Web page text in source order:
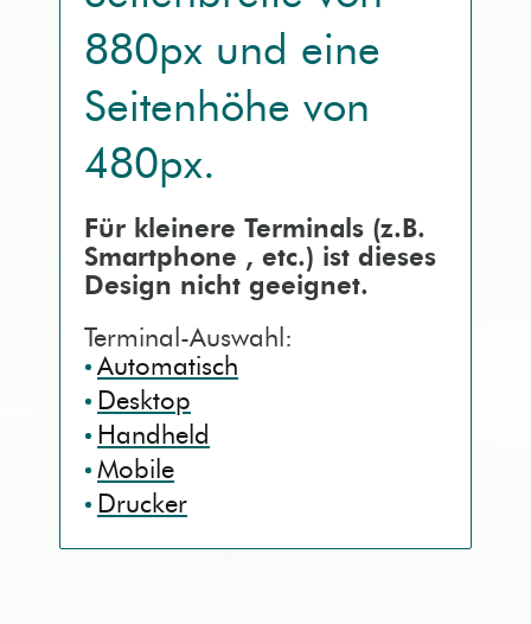
Kontaktseite [3]
Sitemap [4]
Detailsuche [5]
Erklärung [9]
Mobile (Handy)
Barrierefrei (AA)
Druck (Vorschau)
880px und eine
Seitenhöhe von
480px.
Für kleinere Terminals (z.B.
Smartphone , etc.) ist dieses
Design nicht geeignet.
Terminal-Auswahl:
Automatisch
Desktop
Handheld
Mobile
Drucker